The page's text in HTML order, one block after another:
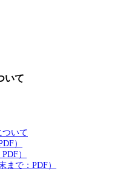
いて
ついて
）
）
まで：PDF）